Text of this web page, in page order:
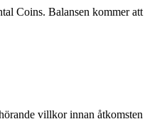
Coins. Balansen kommer att
villkor innan åtkomsten